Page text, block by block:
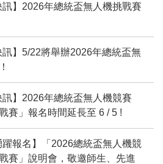
組織成員
防應用UAV挑戰賽
防應用UAV挑戰賽
】2026年總統盃無人機挑戰賽
】5/22將舉辦2026年總統盃無
】2026年總統盃無人機競賽
賽」報名時間延長至 6 / 5 !
報名】「2026總統盃無人機競
賽」說明會，敬邀師生、先進